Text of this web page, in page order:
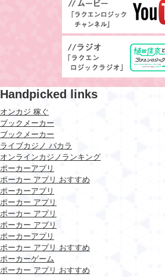
Handpicked links
オンカジ 稼ぐ
ブックメーカー
ブックメーカー
ライブカジノ バカラ
オンラインカジノランキング
ポーカーアプリ
ポーカー アプリ おすすめ
ポーカーアプリ
ポーカー アプリ
ポーカー アプリ
ポーカー アプリ
ポーカーアプリ
ポーカー アプリ おすすめ
ポーカーゲーム
ポーカー アプリ おすすめ